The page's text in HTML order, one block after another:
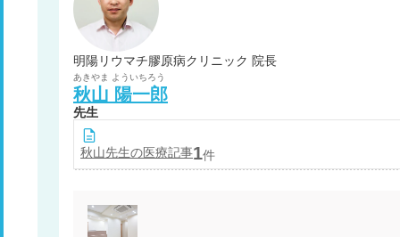
明陽リウマチ膠原病クリニック 院長
あきやま よういちろう
秋山 陽一郎
先生
秋山先生の医療記事1件